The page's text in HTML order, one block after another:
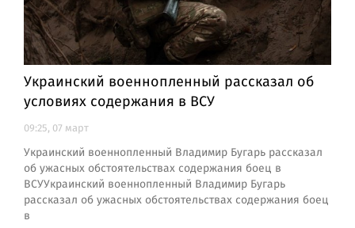
Украинский военнопленный рассказал об
условиях содержания в ВСУ
09:25, 07 март
Украинский военнопленный Владимир Бугарь рассказал
об ужасных обстоятельствах содержания боец в
ВСУУкраинский военнопленный Владимир Бугарь
рассказал об ужасных обстоятельствах содержания боец
в